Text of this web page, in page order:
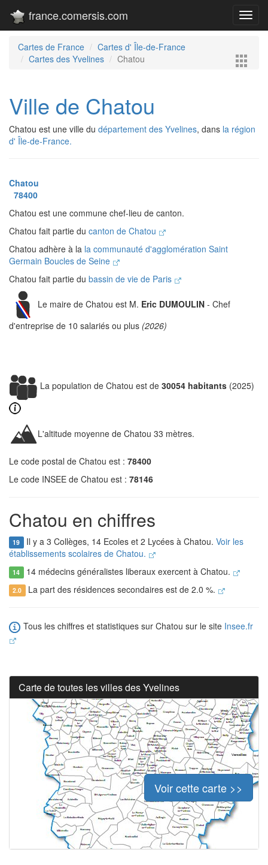
france.comersis.com
Cartes de France
Cartes d' Île-de-France
Cartes des Yvelines
Chatou
Ville de Chatou
Chatou est une ville du département des Yvelines, dans la région
d' Île-de-France.
Chatou
78400
Chatou est une commune chef-lieu de canton.
Chatou fait partie du canton de Chatou
Chatou adhère à la la communauté d'agglomération Saint
Germain Boucles de Seine
Chatou fait partie du bassin de vie de Paris
Le maire de Chatou est M. Eric DUMOULIN - Chef
d'entreprise de 10 salariés ou plus (2026)
La population de Chatou est de 30054 habitants (2025)
L'altitude moyenne de Chatou 33 mètres.
Le code postal de Chatou est : 78400
Le code INSEE de Chatou est : 78146
Chatou en chiffres
19 Il y a 3 Collèges, 14 Ecoles et 2 Lycées à Chatou. Voir les
établissements scolaires de Chatou.
14 14 médecins généralistes liberaux exercent à Chatou.
2.0 La part des résidences secondaires est de 2.0 %.
Tous les chiffres et statistiques sur Chatou sur le site Insee.fr
Carte de toutes les villes des Yvelines
Voir cette carte >>